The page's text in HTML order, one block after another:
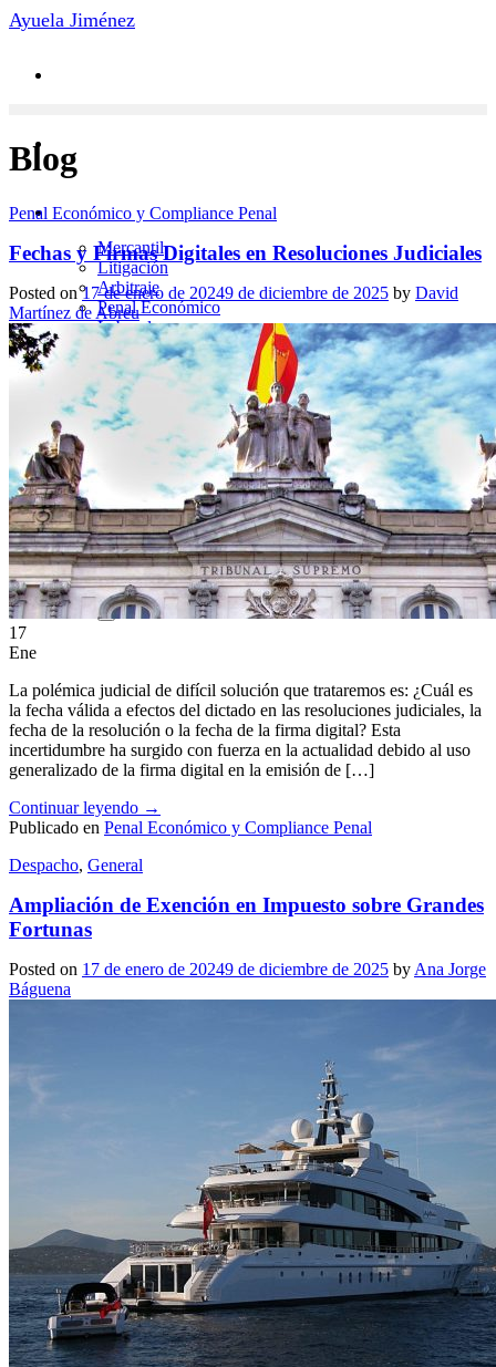
Saltar
Ayuela Jiménez
Áreas de Práctica
Mercantil
Litigación
Arbitraje
Penal Económico
Laboral
Novedades
Contacto
Equipo
ES
EN
Blog
Penal Económico y Compliance Penal
Fechas y Firmas Digitales en Resoluciones Judiciales
Posted on17 de enero de 20249 de diciembre de 2025 by David
Martínez de Abreu
17
Ene
La polémica judicial de difícil solución que trataremos es: ¿Cuál es
la fecha válida a efectos del dictado en las resoluciones judiciales, la
fecha de la resolución o la fecha de la firma digital? Esta
incertidumbre ha surgido con fuerza en la actualidad debido al uso
generalizado de la firma digital en la emisión de […]
Continuar leyendo →
Publicado en Penal Económico y Compliance Penal
Despacho, General
Ampliación de Exención en Impuesto sobre Grandes
Fortunas
Posted on 17 de enero de 20249 de diciembre de 2025 by Ana Jorge
Báguena